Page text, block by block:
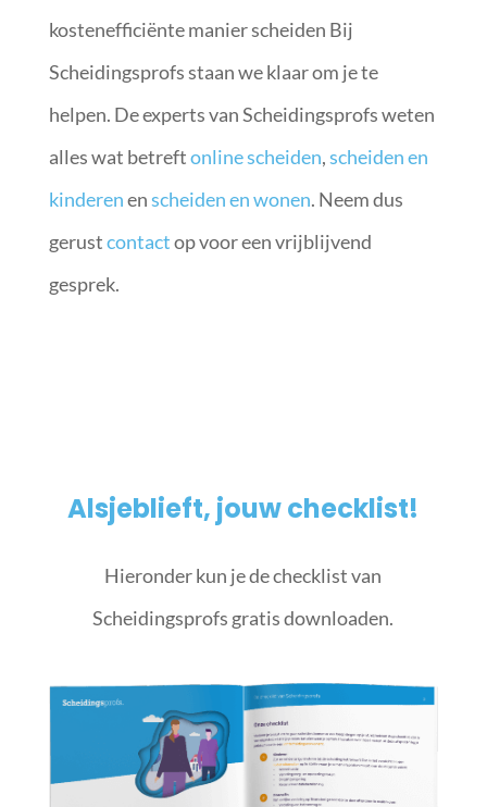
kostenefficiënte manier scheiden Bij
Scheidingsprofs staan we klaar om je te
helpen. De experts van Scheidingsprofs weten
alles wat betreftonline scheiden,scheiden en
kinderenenscheiden en wonen. Neem dus
gerustcontactop voor een vrijblijvend
gesprek.
Alsjeblieft, jouw checklist!
Hieronder kun je de checklist van
Scheidingsprofs gratis downloaden.